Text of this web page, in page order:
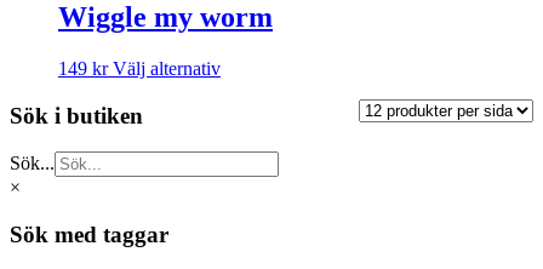
kan
väljas
produktsidan
flera
De
på
Wiggle my worm
149 kr Välj alternativDen
flera
varianter.
Sök i butiken
Sök...
×
Sök med taggar